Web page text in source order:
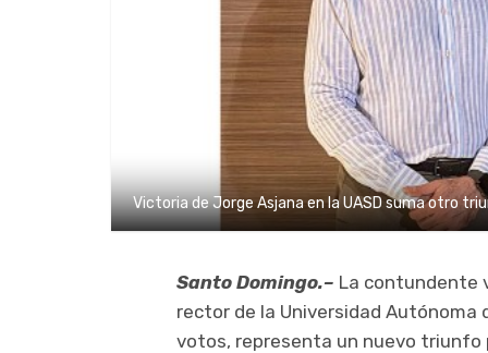
Victoria de Jorge Asjana en la UASD suma otro
Santo Domingo.– La contundente
rector de la Universidad Autónoma
votos, representa un nuevo triunfo